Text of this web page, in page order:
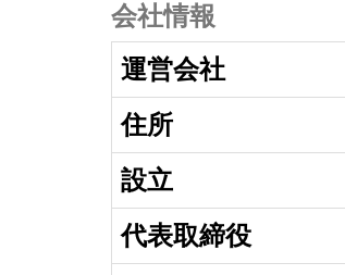
会社情報
運営会社
住所
設立
代表取締役